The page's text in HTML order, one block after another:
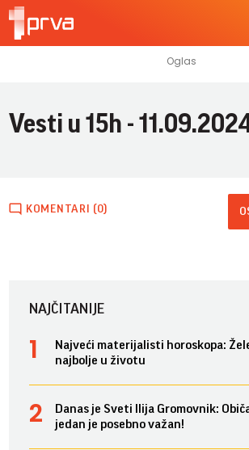
Vesti u 15h -
KOMENTARI (0)
NAJČITANIJE
Najveći materijalisti horoskopa:
najbolje u životu
Danas je Sveti Ilija Gromovnik:
jedan je posebno važan!